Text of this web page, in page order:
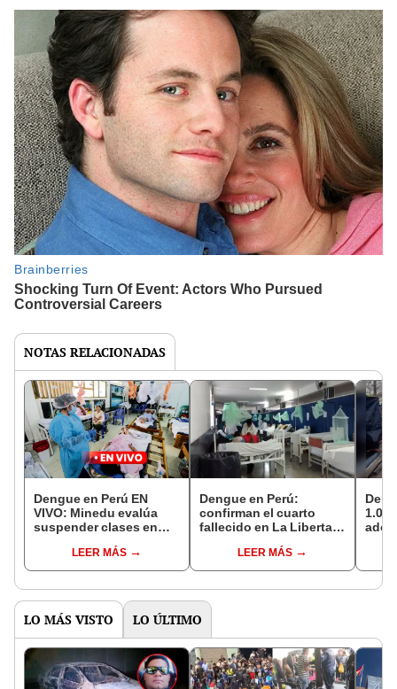
NOTAS RELACIONADAS
Dengue en Perú EN
VIVO: Minedu evalúa
suspender clases en
incremento de casos
LEER MÁS
Dengue en Perú:
confirman el cuarto
fallecido en La Libertad
clasesLEER MÁS
LO MÁS VISTO LO ÚLTIMO